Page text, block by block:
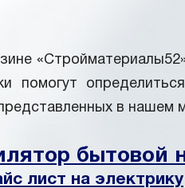
помогут
в нашем
бытовой
лист на электрику